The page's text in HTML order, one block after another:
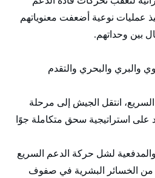
عمليات نوعية أضعفت معنوياتهم
بين وحداتهم.
والبري والبحري والتقدم
انتقل الجيش إلى مرحلة
على استراتيجية سحق متكاملة جوًا
لشل حركة الدعم السريع
من الخسائر البشرية في صفوف